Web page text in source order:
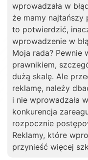
wprowadzała w
że mamy najtańszy
to potwierdzić,
wprowadzenie w
Moja rada? Pewnie
prawnikiem,
dużą skalę. Ale
reklamę, należy
i nie wprowadzała
konkurencja
rozpocznie
Reklamy, które
przynieść więcej